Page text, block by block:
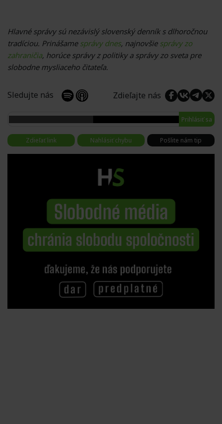
Hlavné správy sú nezávislý slovenský denník s dlhoročnou
tradíciou. Prinášame správy dnes, najnovšie správy zo
zahraničia, horúce správy z politiky a správy zo sveta pre
slobodne mysliaceho čitateľa.
Sledujte nás Zdieľajte nás
Prihlásiť sa
Zdieľať link Nahlásiť chybu Pošlite nám tip